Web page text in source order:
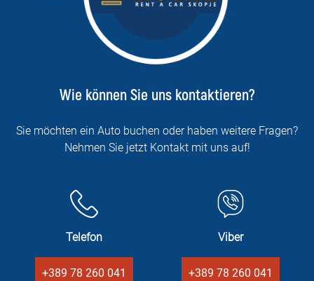
Wie können Sie uns kontaktieren?
Sie möchten ein Auto buchen oder haben weitere Fragen?
Nehmen Sie jetzt Kontakt mit uns auf!
Telefon
+389 78 260 041
Viber
+389 78 260 041